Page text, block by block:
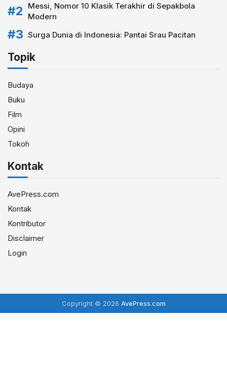
Messi, Nomor 10 Klasik Terakhir di Sepakbola
Modern
Surga Dunia di Indonesia: Pantai Srau Pacitan
Topik
Budaya
Buku
Film
Opini
Tokoh
Kontak
AvePress.com
Kontak
Kontributor
Disclaimer
Login
Copyright © 2026 AvePress.com